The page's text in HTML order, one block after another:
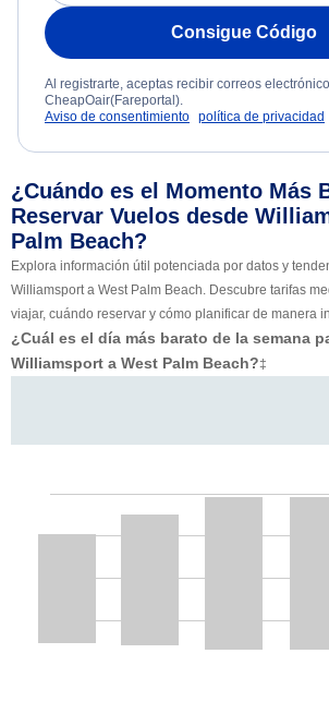
Consigue Código
Al registrarte, aceptas recibir correos
CheapOair(Fareportal).
Aviso de consentimiento política de privacidad
¿Cuándo es el Momento Más
Reservar Vuelos desde
Palm Beach?
Explora información útil potenciada por datos y
Williamsport a West Palm Beach. Descubre tarifas
viajar, cuándo reservar y cómo planificar de manera
¿Cuál es el día más barato de la semana
Williamsport a West Palm Beach?‡